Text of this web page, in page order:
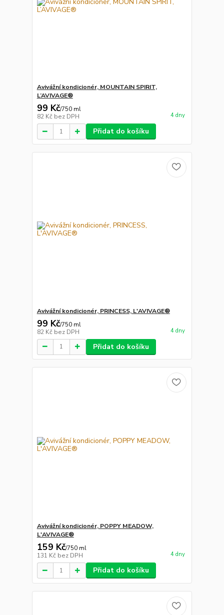
Avivážní kondicionér, MOUNTAIN SPIRIT,
L’AVIVAGE®
99 Kč/750 ml
82 Kč bez DPH 4 dny
Přidat do košíku
Avivážní kondicionér, PRINCESS, L'AVIVAGE®
99 Kč/750 ml
82 Kč bez DPH 4 dny
Přidat do košíku
Avivážní kondicionér, POPPY MEADOW,
L'AVIVAGE®
159 Kč/750 ml
131 Kč bez DPH 4 dny
Přidat do košíku